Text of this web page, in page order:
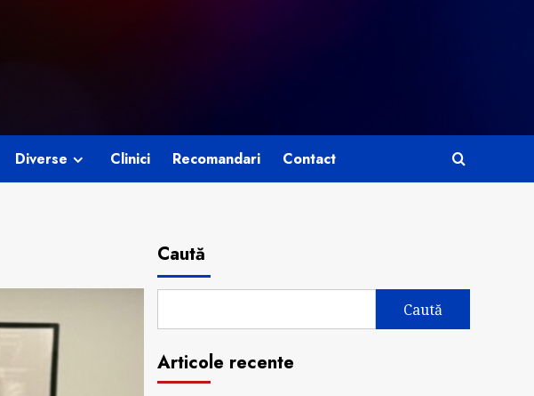
Diverse Clinici Recomandari Contact
Caută
Caută
Articole recente